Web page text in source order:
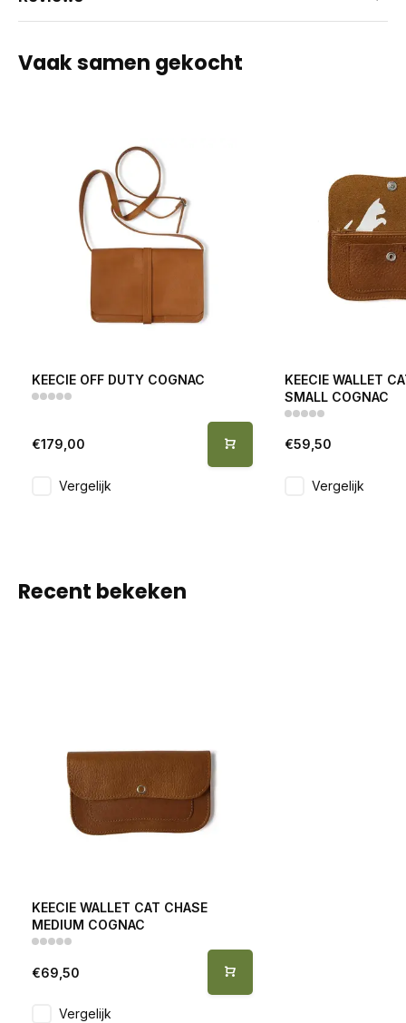
Vaak samen gekocht
KEECIE OFF DUTY COGNAC
€179,00
Vergelijk
KEECIE WALLET
SMALL COGNAC
€59,50
Vergelijk
Recent bekeken
KEECIE WALLET CAT CHASE
MEDIUM COGNAC
€69,50
Vergelijk